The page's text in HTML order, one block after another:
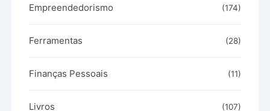
Empreendedorismo (174)
Ferramentas (28)
Finanças Pessoais (11)
Livros (107)